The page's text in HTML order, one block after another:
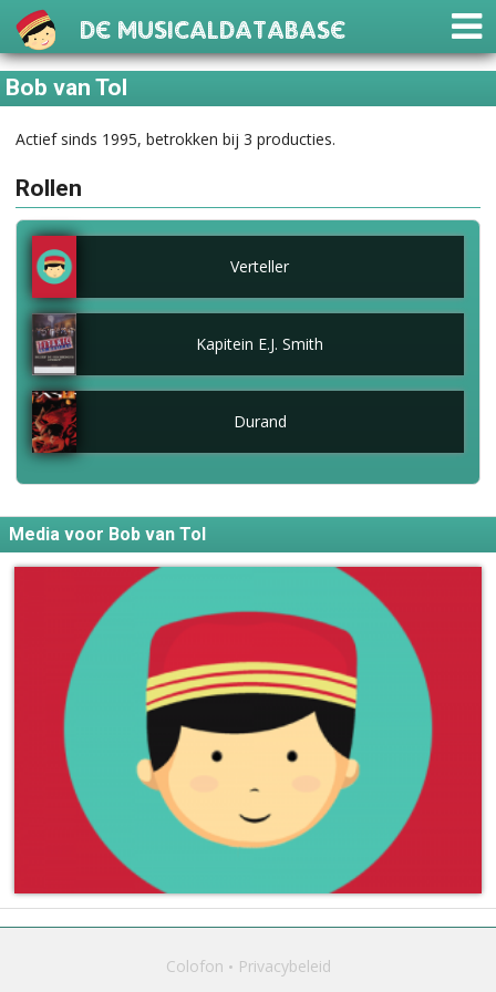
De Musicaldatabase
Bob van Tol
Actief sinds 1995, betrokken bij 3 producties.
Rollen
Verteller
Kapitein E.J. Smith
Durand
Media voor Bob van Tol
Colofon Privacybeleid